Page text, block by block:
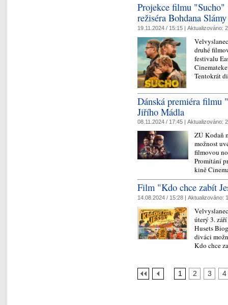
Projekce filmu "Sucho"
režiséra Bohdana Slámy
19.11.2024 / 15:15 | Aktualizováno:
druhé
festivalu
Tentokrát
Dánská premiéra filmu
Jiřího Mádla
08.11.2024 / 17:45 | Aktualizováno:
ZÚ Kodaň
možnost
filmovou
Promítání
kině
Film "Kdo chce zabít
14.08.2024 / 15:28 | Aktualizováno:
úterý 3.
Husets
diváci
Kdo chce
1 2 3 4